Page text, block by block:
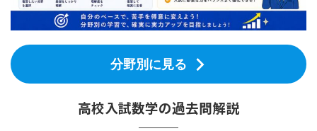
分野別に見る
高校入試数学の過去問解説